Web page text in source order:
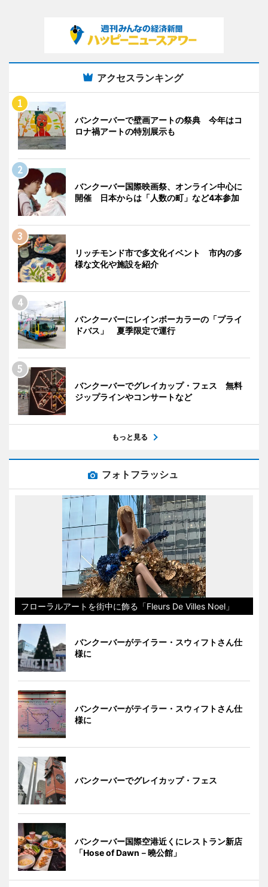
アクセスランキング
バンクーバーで壁画アートの祭典 今年はコ
ロナ禍アートの特別展示も
バンクーバー国際映画祭、オンライン中心に
開催 日本からは「人数の町」など4本参加
リッチモンド市で多文化イベント 市内の多
様な文化や施設を紹介
バンクーバーにレインボーカラーの「プライ
ドバス」 夏季限定で運行
バンクーバーでグレイカップ・フェス 無料
ジップラインやコンサートなど
もっと見る
フォトフラッシュ
フローラルアートを街中に飾る「Fleurs De Villes Noel」
バンクーバーがテイラー・スウィフトさん仕
様に
バンクーバーがテイラー・スウィフトさん仕
様に
バンクーバーでグレイカップ・フェス
バンクーバー国際空港近くにレストラン新店
「Hose of Dawn－曉公館」